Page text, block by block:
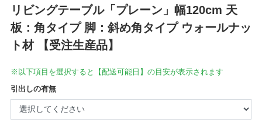
リビングテーブル「プレーン」幅120cm 天
板：角タイプ 脚：斜め角タイプ ウォールナッ
ト材 【受注生産品】
※以下項目を選択すると【配送可能日】の目安が表示されます
引出しの有無